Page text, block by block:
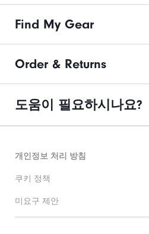
Find My Gear
Order & Returns
도움이 필요하시나요?
개인정보 처리 방침
쿠키 정책
미요구 제안